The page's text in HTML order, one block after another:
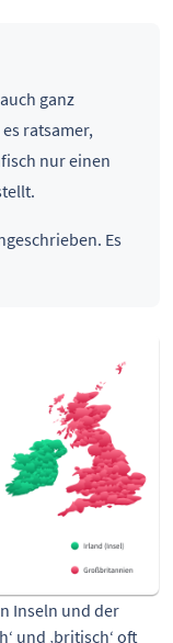
ganz
ratsamer,
nur einen
Es
Inseln und der
und ‚britisch‘ oft